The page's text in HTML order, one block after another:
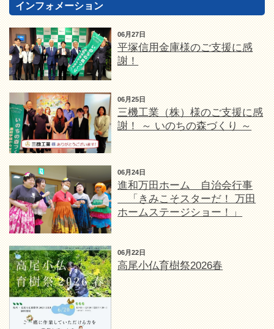
インフォメーション
06月27日
平塚信用金庫様のご支援に感
謝！
06月25日
三機工業（株）様のご支援に感
謝！ ～ いのちの森づくり ～
06月24日
進和万田ホーム 自治会行事
「きみこそスターだ！ 万田
ホームステージショー！」
06月22日
高尾小仏育樹祭2026春